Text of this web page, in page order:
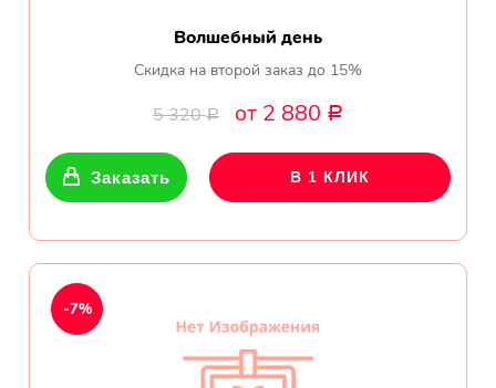
Волшебный день
Скидка на второй заказ до 15%
5 320Р от 2 880 Р
Заказать В 1 КЛИК
-7%